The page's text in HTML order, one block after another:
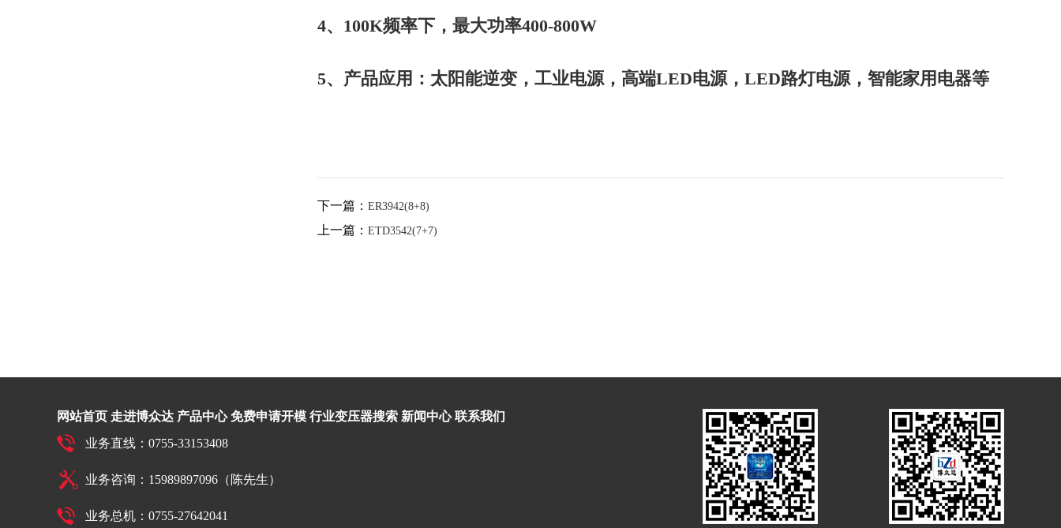
4、100K频率下，最大功率400-800W
5、产品应用：太阳能逆变，工业电源，高端LED电源，LED路灯电源，智能家用电器等
下一篇： ER3942(8+8)
上一篇： ETD3542(7+7)
网站首页 走进博众达 产品中心 免费申请开模 行业变压器搜索 新闻中心 联系我们
业务直线：0755-33153408
业务咨询：15989897096（陈先生）
业务总机：0755-27642041